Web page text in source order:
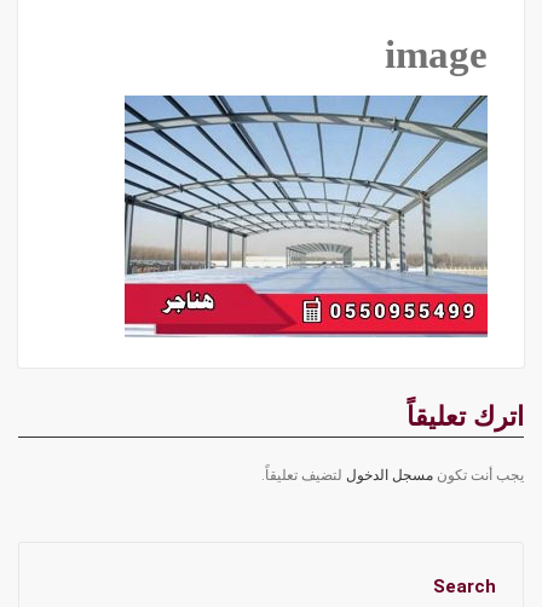
image
اترك تعليقاً
يجب أنت تكون مسجل الدخول لتضيف تعليقاً.
Search